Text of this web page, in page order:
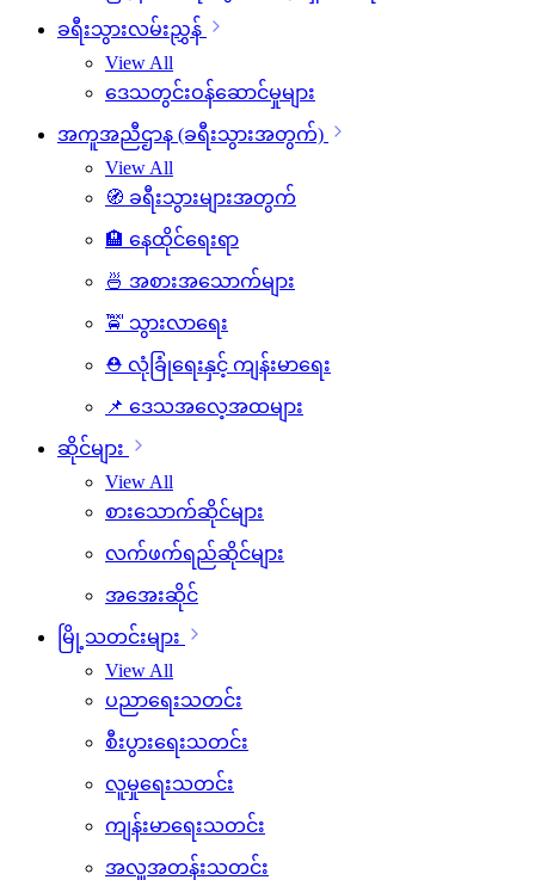
ခရီးသွားလမ်းညွှန်
View All
ဒေသတွင်းဝန်ဆောင်မှုများ
အကူအညီဌာန (ခရီးသွားအတွက်)
View All
🧭 ခရီးသွားများအတွက်
🏨 နေထိုင်ရေးရာ
🍜 အစားအသောက်များ
🚖 သွားလာရေး
⛑️ လုံခြုံရေးနှင့် ကျန်းမာရေး
📌 ဒေသအလေ့အထများ
ဆိုင်များ
View All
စားသောက်ဆိုင်များ
လက်ဖက်ရည်ဆိုင်များ
အအေးဆိုင်
မြို့သတင်းများ
View All
ပညာရေးသတင်း
စီးပွားရေးသတင်း
လူမှုရေးသတင်း
ကျန်းမာရေးသတင်း
အလှူအတန်းသတင်း